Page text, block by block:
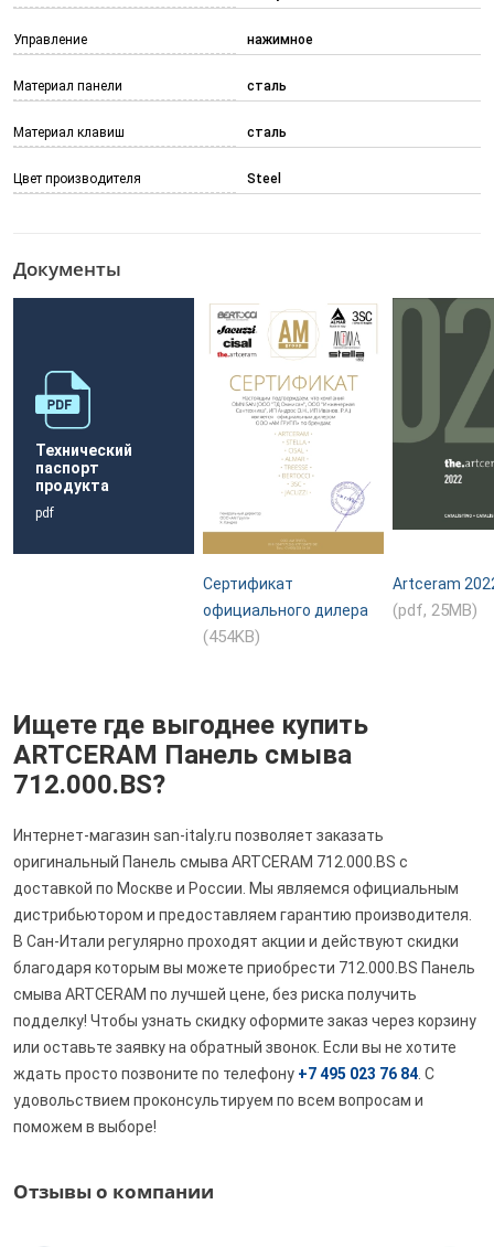
Управление нажимное
Материал панели сталь
Материал клавиш сталь
Цвет производителя Steel
Документы
Технический
паспорт
продукта
pdf
Сертификат
официального дилера
(454KB)
Artceram
(pdf, 25MB)
Ищете где выгоднее купить
ARTCERAM Панель смыва
712.000.BS?
Интернет-магазин san-italy.ru позволяет заказать
оригинальный Панель смыва ARTCERAM 712.000.BS с
доставкой по Москве и России. Мы являемся официальным
дистрибьютором и предоставляем гарантию производителя.
В Сан-Итали регулярно проходят акции и действуют скидки
благодаря которым вы можете приобрести 712.000.BS Панель
смыва ARTCERAM по лучшей цене, без риска получить
подделку! Чтобы узнать скидку оформите заказ через корзину
или оставьте заявку на обратный звонок. Если вы не хотите
ждать просто позвоните по телефону +7 495 023 76 84 . С
удовольствием проконсультируем по всем вопросам и
поможем в выборе!
Отзывы о компании